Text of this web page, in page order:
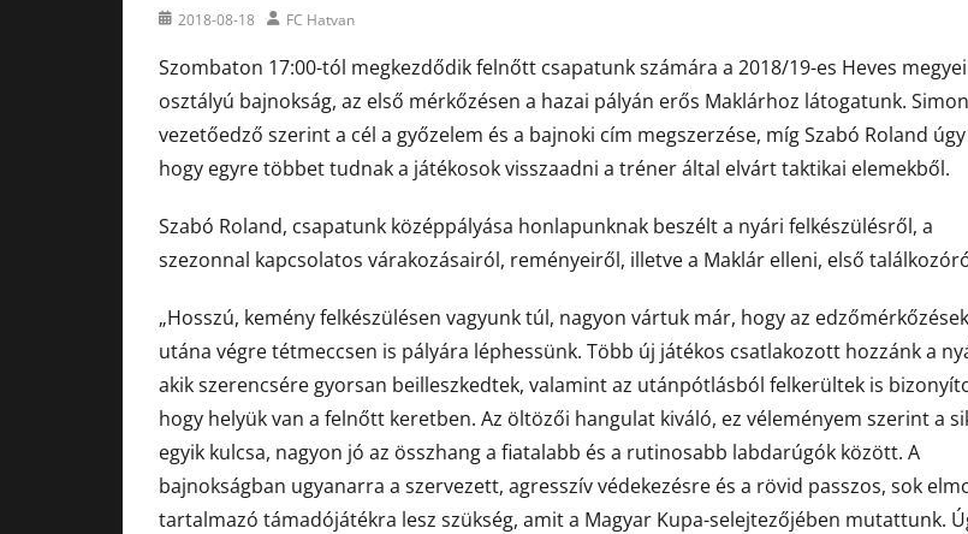
Posted2018-08-18 AuthorFC Hatvan
Szombaton 17:00-tól megkezdődik felnőtt csapatunk számára a 2018/19-es Heves megyei
osztályú bajnokság, az első mérkőzésen a hazai pályán erős Maklárhoz látogatunk.
vezetőedző szerint a cél a győzelem és a bajnoki cím megszerzése, míg Szabó Roland
hogy egyre többet tudnak a játékosok visszaadni a tréner által elvárt taktikai elemekből.
Szabó Roland, csapatunk középpályása honlapunknak beszélt a nyári felkészülésről, a
szezonnal kapcsolatos várakozásairól, reményeiről, illetve a Maklár elleni, első
„Hosszú, kemény felkészülésen vagyunk túl, nagyon vártuk már, hogy az edzőmérkőzések
utána végre tétmeccsen is pályára léphessünk. Több új játékos csatlakozott hozzánk a
akik szerencsére gyorsan beilleszkedtek, valamint az utánpótlásból felkerültek is
hogy helyük van a felnőtt keretben. Az öltözői hangulat kiváló, ez véleményem szerint a
egyik kulcsa, nagyon jó az összhang a fiatalabb és a rutinosabb labdarúgók között. A
bajnokságban ugyanarra a szervezett, agresszív védekezésre és a rövid passzos, sok
tartalmazó támadójátékra lesz szükség, amit a Magyar Kupa-selejtezőjében mutattunk.